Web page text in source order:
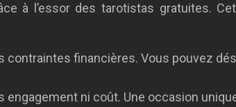
à l’essor des tarotistas gratuites.
contraintes financières. Vous pouvez
ni coût. Une occasion